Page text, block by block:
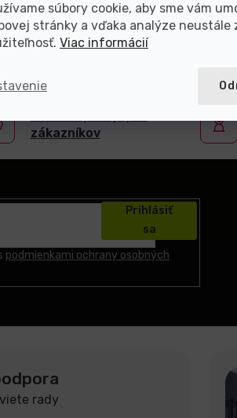
súbory cookie, aby sme vám
stránky a vďaka analýze
Viac informácií
repasovanej
zákazníkov
podmienkami ochrany osobných
Prihlásiť
sa
rady